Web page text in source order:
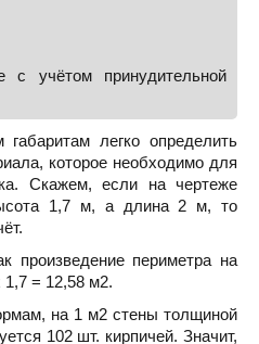
с учётом принудительной
легко определить
которое необходимо для
Скажем, если на чертеже
1,7 м, а длина 2 м, то
произведение периметра на
= 12,58 м2.
на 1 м2 стены толщиной
102 шт. кирпичей. Значит,